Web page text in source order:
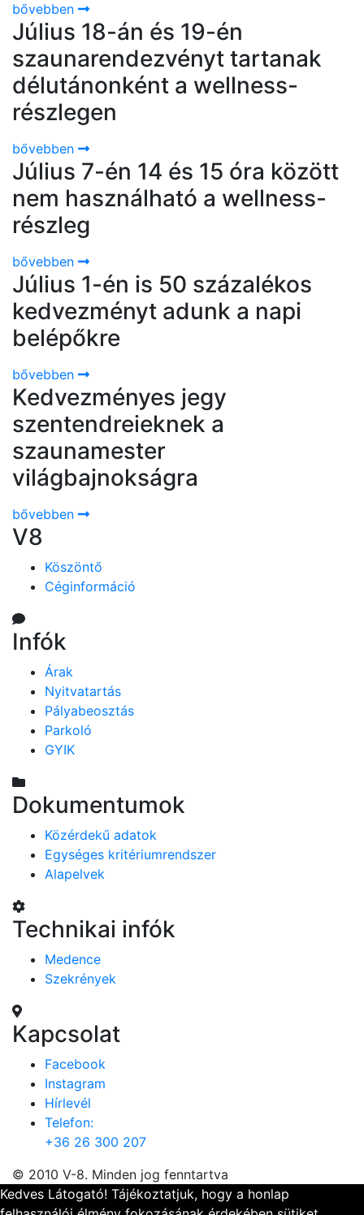
bővebben
Július 18-án és 19-én
szaunarendezvényt tartanak
délutánonként a wellness-
részlegen
bővebben
Július 7-én 14 és 15 óra között
nem használható a wellness-
részleg
bővebben
Július 1-én is 50 százalékos
kedvezményt adunk a napi
belépőkre
bővebben
Kedvezményes jegy
szentendreieknek a
szaunamester
világbajnokságra
bővebben
V8
Köszöntő
Céginformáció
Infók
Árak
Nyitvatartás
Pályabeosztás
Parkoló
GYIK
Dokumentumok
Közérdekű adatok
Egységes kritériumrendszer
Alapelvek
Technikai infók
Medence
Szekrények
Kapcsolat
Facebook
Instagram
Hírlevél
Telefon:
+36 26 300 207
© 2010 V-8. Minden jog fenntartva
Kedves Látogató! Tájékoztatjuk, hogy a honlap